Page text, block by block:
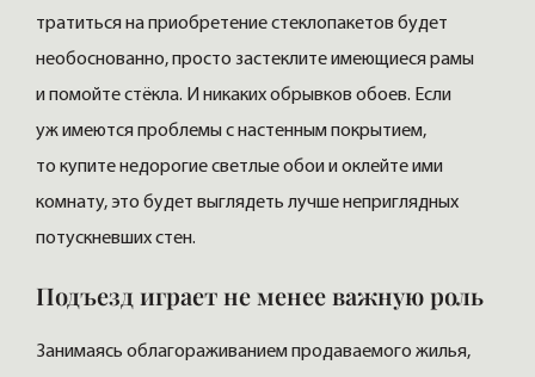
тратиться на приобретение стеклопакетов будет
необоснованно, просто застеклите имеющиеся рамы
и помойте стёкла. И никаких обрывков обоев. Если
уж имеются проблемы с настенным покрытием,
то купите недорогие светлые обои и оклейте ими
комнату, это будет выглядеть лучше неприглядных
потускневших стен.
Подъезд играет не менее важную роль
Занимаясь облагораживанием продаваемого жилья,